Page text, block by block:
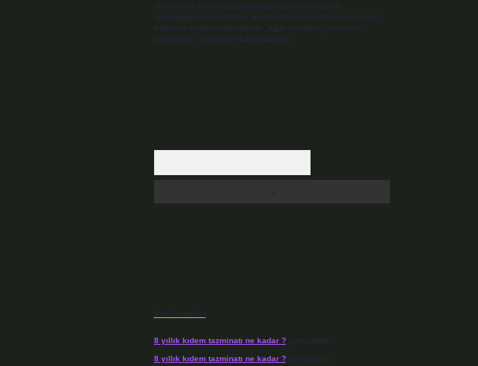
Hukuka ve yasal düzenlemelere aykırı olduğunu
düşündüğünüz içerikleri,
backlinkpanelicomtr@gmail.com
adresine bildirmeniz halinde, ilgili içerikler yasal süre
içerisinde sitemizden kaldırılacaktır.
Son Yorumlar
8 yıllık kıdem tazminatı ne kadar ?için admin
8 yıllık kıdem tazminatı ne kadar ?için Nazan